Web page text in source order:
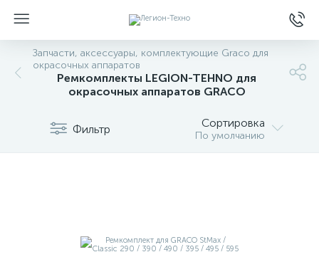
Запчасти, аксессуары, комплектующие Graco для
окрасочных аппаратов
Ремкомплекты LEGION-TEHNO для
окрасочных аппаратов GRACO
Фильтр Сортировка
По умолчанию